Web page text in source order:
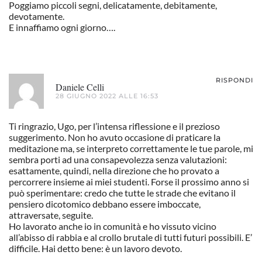
Poggiamo piccoli segni, delicatamente, debitamente,
devotamente.
E innaffiamo ogni giorno….
Daniele Celli
28 GIUGNO 2022 ALLE 16:53
RISPONDI
Ti ringrazio, Ugo, per l’intensa riflessione e il prezioso
suggerimento. Non ho avuto occasione di praticare la
meditazione ma, se interpreto correttamente le tue parole, mi
sembra porti ad una consapevolezza senza valutazioni:
esattamente, quindi, nella direzione che ho provato a
percorrere insieme ai miei studenti. Forse il prossimo anno si
può sperimentare: credo che tutte le strade che evitano il
pensiero dicotomico debbano essere imboccate,
attraversate, seguite.
Ho lavorato anche io in comunità e ho vissuto vicino
all’abisso di rabbia e al crollo brutale di tutti futuri possibili. E’
difficile. Hai detto bene: è un lavoro devoto.